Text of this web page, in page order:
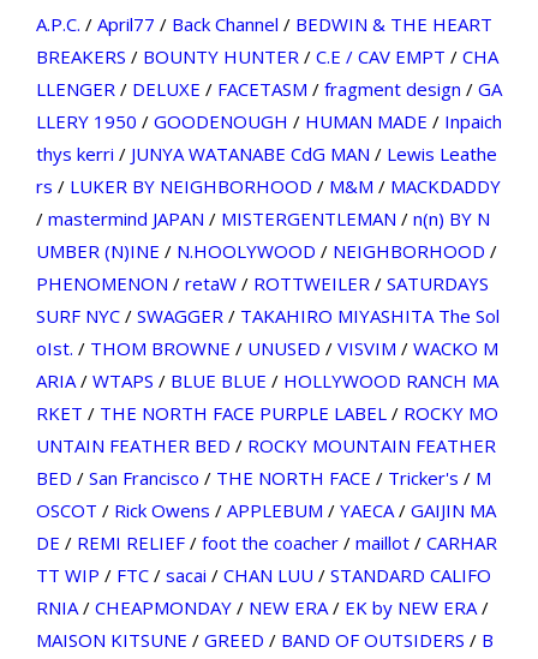
A.P.C. / April77 / Back Channel / BEDWIN & THE HEART
BREAKERS / BOUNTY HUNTER/ C.E / CAV EMPT / CHA
LLENGER/ DELUXE / FACETASM / fragment design / GA
LLERY 1950 / GOODENOUGH / HUMAN MADE / Inpaich
thys kerri / JUNYA WATANABE CdG MAN / Lewis Leathe
rs / LUKER BY NEIGHBORHOOD / M&M / MACKDADDY
/ mastermind JAPAN / MISTERGENTLEMAN / n(n) BY N
UMBER (N)INE / N.HOOLYWOOD / NEIGHBORHOOD /
PHENOMENON / retaW/ ROTTWEILER/ SATURDAYS
SURF NYC/ SWAGGER/ TAKAHIRO MIYASHITA The Sol
oIst. / THOM BROWNE / UNUSED / VISVIM / WACKO M
ARIA/ WTAPS / BLUE BLUE / HOLLYWOOD RANCH MA
RKET / THE NORTH FACE PURPLE LABEL/ ROCKY MO
UNTAIN FEATHER BED / ROCKY MOUNTAIN FEATHER
BED / San Francisco / THE NORTH FACE / Tricker's / M
OSCOT / Rick Owens / APPLEBUM / YAECA/ GAIJIN MA
DE / REMI RELIEF/ foot the coacher/ maillot/ CARHAR
TT WIP / FTC/ sacai / CHAN LUU / STANDARD CALIFO
RNIA/ CHEAPMONDAY/ NEW ERA/ EK by NEW ERA/
MAISON KITSUNE / GREED / BAND OF OUTSIDERS / B